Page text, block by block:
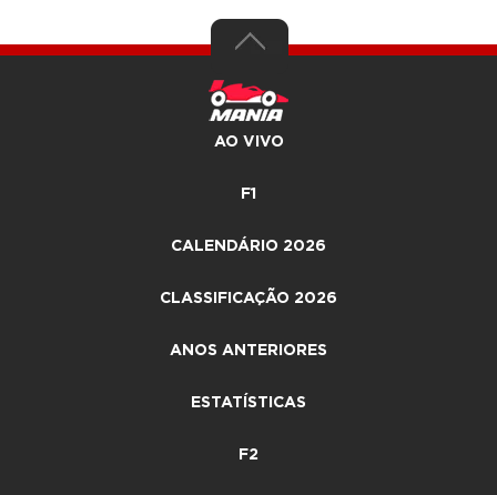
AO VIVO
F1
CALENDÁRIO 2026
CLASSIFICAÇÃO 2026
ANOS ANTERIORES
ESTATÍSTICAS
F2